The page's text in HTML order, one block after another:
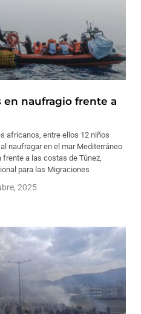
naufragio frente a
africanos, entre ellos 12 niños
naufragar en el mar Mediterráneo
frente a las costas de Túnez,
para las Migraciones
2025